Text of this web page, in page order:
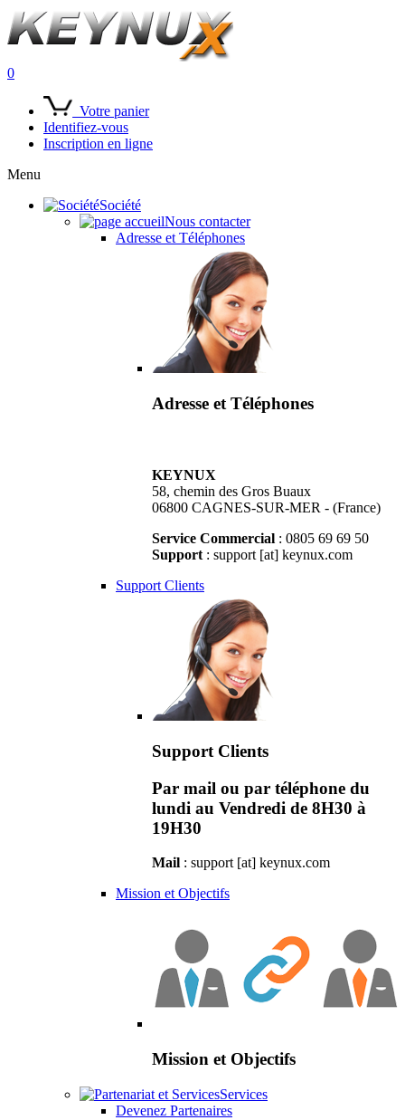
0
Votre panier
Identifiez-vous
Inscription en ligne
Menu
Société
Nous contacter
Adresse et Téléphones
Adresse et Téléphones
KEYNUX
58, chemin des Gros Buaux
06800 CAGNES-SUR-MER - (France)
Service Commercial : 0805 69 69 50
Support : support [at] keynux.com
Support Clients
Support Clients
Par mail ou par téléphone du
lundi au Vendredi de 8H30 à
19H30
Mail : support [at] keynux.com
Mission et Objectifs
Mission et Objectifs
Services
Devenez Partenaires